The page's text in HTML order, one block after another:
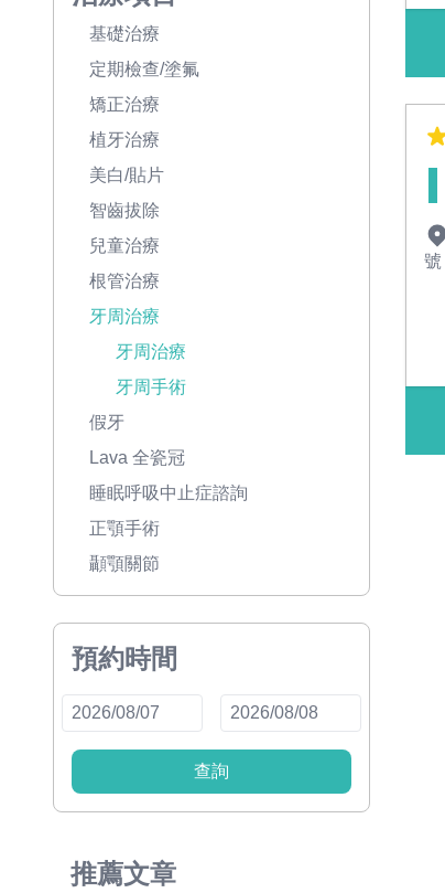
基礎治療
定期檢查/塗氟
矯正治療
植牙治療
美白/貼片
智齒拔除
兒童治療
根管治療
牙周治療
牙周治療
牙周手術
假牙
Lava 全瓷冠
睡眠呼吸中止症諮詢
正顎手術
顳顎關節
預約時間
查詢
推薦文章
號